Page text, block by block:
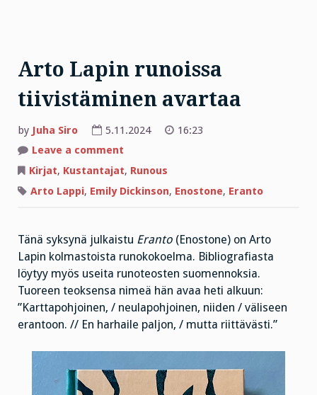
Arto Lapin runoissa
tiivistäminen avartaa
by Juha Siro 5.11.2024
16:23
Leave a comment
Lapin
runoissa
tiivistäminen
Kirjat, Kustantajat, Runous
Arto Lappi, Emily Dickinson, Enostone, Eranto
Tänä syksynä julkaistu Eranto (Enostone) on Arto
Lapin kolmastoista runokokoelma. Bibliografiasta
löytyy myös useita runoteosten suomennoksia.
Tuoreen teoksensa nimeä hän avaa heti alkuun:
”Karttapohjoinen, / neulapohjoinen, niiden / väliseen
erantoon. // En harhaile paljon, / mutta riittävästi.”